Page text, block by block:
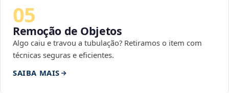
05
Remoção de Objetos
Algo caiu e travou a tubulação? Retiramos o item com
técnicas seguras e eficientes.
SAIBA MAIS